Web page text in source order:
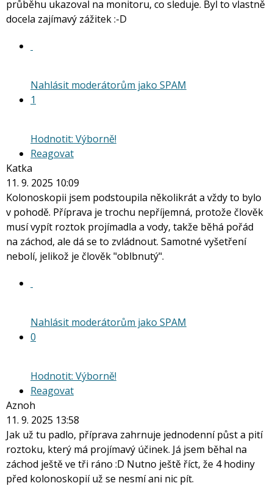
průběhu ukazoval na monitoru, co sleduje. Byl to vlastně
docela zajímavý zážitek :-D
Nahlásit moderátorům jako SPAM
1
Hodnotit: Výborně!
Reagovat
Katka
11. 9. 2025 10:09
Kolonoskopii jsem podstoupila několikrát a vždy to bylo
v pohodě. Příprava je trochu nepříjemná, protože člověk
musí vypít roztok projímadla a vody, takže běhá pořád
na záchod, ale dá se to zvládnout. Samotné vyšetření
nebolí, jelikož je člověk "oblbnutý".
Nahlásit moderátorům jako SPAM
0
Hodnotit: Výborně!
Reagovat
Aznoh
11. 9. 2025 13:58
Jak už tu padlo, příprava zahrnuje jednodenní půst a pití
roztoku, který má projímavý účinek. Já jsem běhal na
záchod ještě ve tři ráno :D Nutno ještě říct, že 4 hodiny
před kolonoskopií už se nesmí ani nic pít.